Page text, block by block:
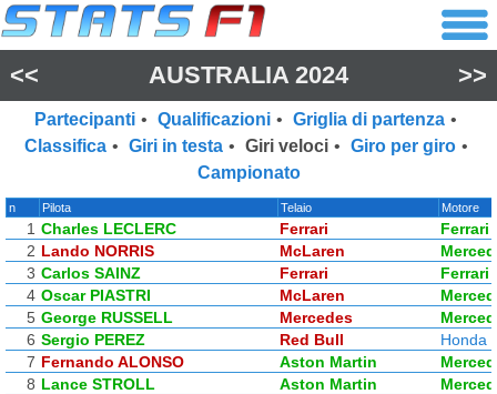
<< AUSTRALIA 2024 >>
Partecipanti • Qualificazioni • Griglia di partenza •
Classifica • Giri in testa • Giri veloci • Giro per giro •
Campionato
n Pilota Telaio Motore
1 Charles LECLERC Ferrari
Ferrari
2 Lando NORRIS McLaren
3 Carlos SAINZ Ferrari
Ferrari
4 Oscar PIASTRI McLaren
5 George RUSSELL Mercedes
6 Sergio PEREZ Red Bull
Honda
7 Fernando ALONSO Aston Martin
8 Lance STROLL Aston Martin